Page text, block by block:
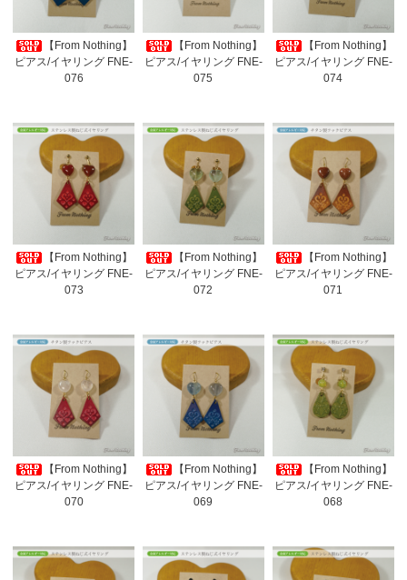
【From Nothing】
ピアス/イヤリング FNE-
076
【From Nothing】
ピアス/イヤリング FNE-
075
【From Nothing】
ピアス/イヤリング FNE-
074
【From Nothing】
ピアス/イヤリング FNE-
073
【From Nothing】
ピアス/イヤリング FNE-
072
【From Nothing】
ピアス/イヤリング FNE-
071
【From Nothing】
ピアス/イヤリング FNE-
070
【From Nothing】
ピアス/イヤリング FNE-
069
【From Nothing】
ピアス/イヤリング FNE-
068